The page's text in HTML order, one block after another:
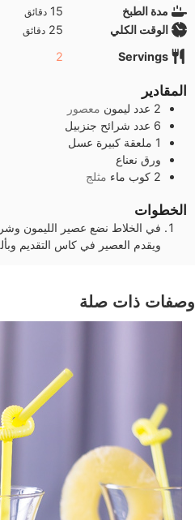
مدة الطبخ 15دقائق
دقائق
الوقت الكلي 25دقائق
دقائق
Servings
2
المقادير
2 عدد ليمون معصور
6 عدد شرائح جنزبيل
1 ملعقة كبيرة عسل
ورق نعناع
2 كوب ماء مثلج
الخطوات
في الخلاط نضع عصير الليمون
ويقدم العصير في كاس التقديم
وصفات ذات صلة